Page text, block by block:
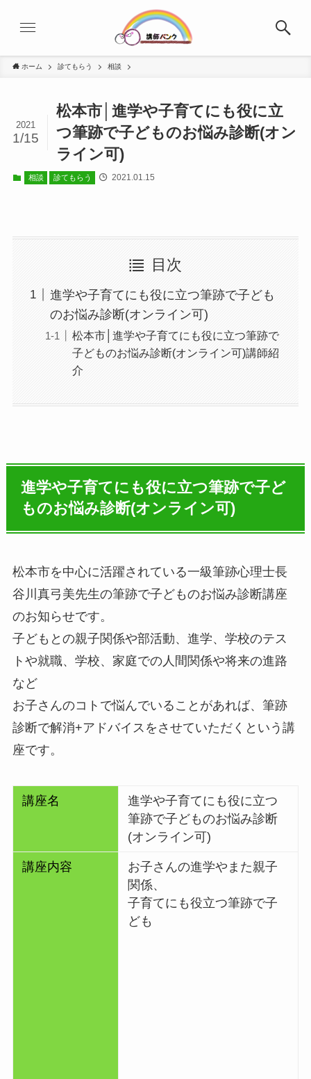
ホーム 診てもらう 相談
松本市│進学や子育てにも役に立
つ筆跡で子どものお悩み診断(オン
ライン可)
2021
1/15
相談 診てもらう 2021.01.15
目次
進学や子育てにも役に立つ筆跡で子ども
のお悩み診断(オンライン可)
松本市│進学や子育てにも役に立つ筆跡で
子どものお悩み診断(オンライン可)講師紹
介
進学や子育てにも役に立つ筆跡で子ど
ものお悩み診断(オンライン可)
松本市を中心に活躍されている一級筆跡心理士長
谷川真弓美先生の筆跡で子どものお悩み診断講座
のお知らせです。
子どもとの親子関係や部活動、進学、学校のテス
トや就職、学校、家庭での人間関係や将来の進路
など
お子さんのコトで悩んでいることがあれば、筆跡
診断で解消+アドバイスをさせていただくという講
座です。
講座名
進学や子育てにも役に立つ
筆跡で子どものお悩み診断
(オンライン可)
講座内容
お子さんの進学やまた親子
関係、
子育てにも役立つ筆跡で子
ども